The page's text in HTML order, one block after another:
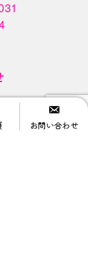
お問い合わせ